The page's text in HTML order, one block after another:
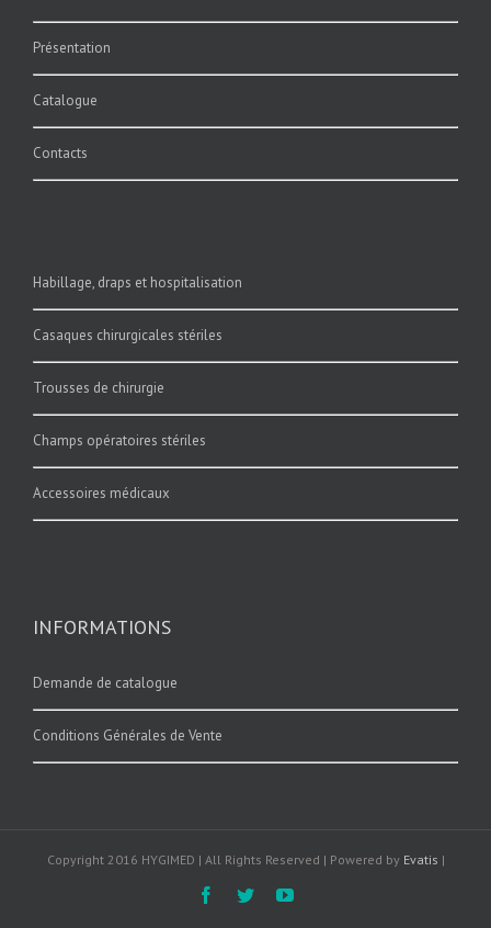
Présentation
Catalogue
Contacts
Habillage, draps et hospitalisation
Casaques chirurgicales stériles
Trousses de chirurgie
Champs opératoires stériles
Accessoires médicaux
INFORMATIONS
Demande de catalogue
Conditions Générales de Vente
Copyright 2016 HYGIMED | All Rights Reserved | Powered by Evatis |
Facebook
TwitterYouTube